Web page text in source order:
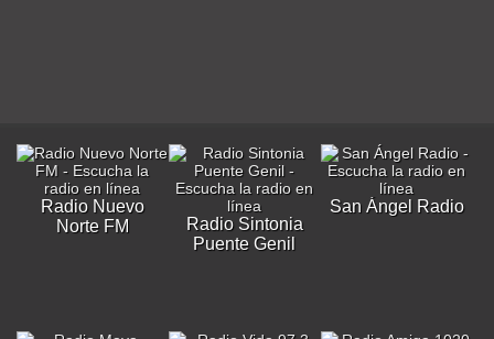
Radio Nuevo
Norte FM
Radio Sintonia
Puente Genil
San Ángel Radio